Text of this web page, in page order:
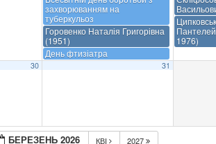
захворюванням на
туберкульоз
Горовенко Наталія Григорівна
(1951)
День фтизіатра
1976)
30 31
БЕРЕЗЕНЬ 2026 КВІ 2027